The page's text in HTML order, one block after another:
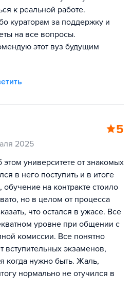
к реальной работе.
кураторам за поддержку и
на все вопросы.
этот вуз будущим
5
2025
университете от знакомых
в него поступить и в итоге
на контракте стоило
но в целом от процесса
что остался в ужасе. Все
уровне при общении с
комиссии. Все понятно
вступительных экзаменов,
когда нужно быть. Жаль,
нормально не отучился в